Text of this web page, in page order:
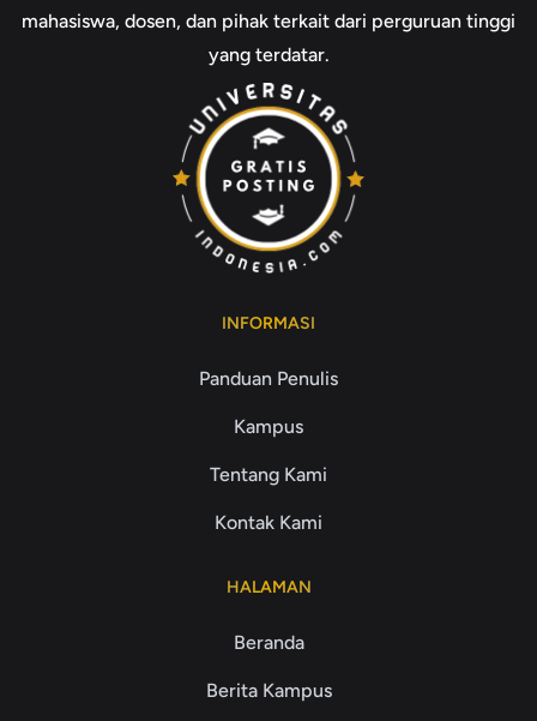
mahasiswa, dosen, dan pihak terkait dari perguruan tinggi
yang terdatar.
INFORMASI
Panduan Penulis
Kampus
Tentang Kami
Kontak Kami
HALAMAN
Beranda
Berita Kampus